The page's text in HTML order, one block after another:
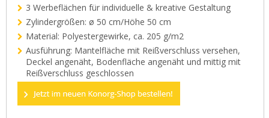
3 Werbeflächen für individuelle & kreative Gestaltung
Zylindergrößen: ø 50 cm/Höhe 50 cm
Material: Polyestergewirke, ca. 205 g/m2
Ausführung: Mantelfläche mit Reißverschluss versehen,
Deckel angenäht, Bodenfläche angenäht und mittig mit
Reißverschluss geschlossen